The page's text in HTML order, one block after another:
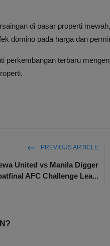
di pasar properti
domino pada harga dan
perkembangan terbaru
PREVIOUS ARTICLE
United vs Manila Digger
AFC Challenge Lea...